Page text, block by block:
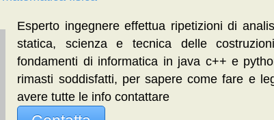
Esperto ingegnere effettua ripetizioni di
statica, scienza e tecnica delle
fondamenti di informatica in java c++ e
rimasti soddisfatti, per sapere come fare e
avere tutte le info contattare